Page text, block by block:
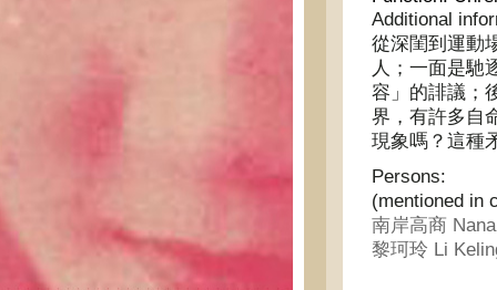
Additional
從深閨到運動
人；一面是馳
容」的誹議；
界，有許多自
現象嗎？這種
Persons:
(mentioned in
南岸高商
黎珂玲 Li